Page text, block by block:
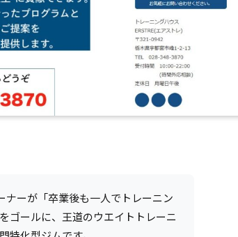
ナーが「卒業後も一人でトレーニン
ゴールに、王道のウエイトトレーニ